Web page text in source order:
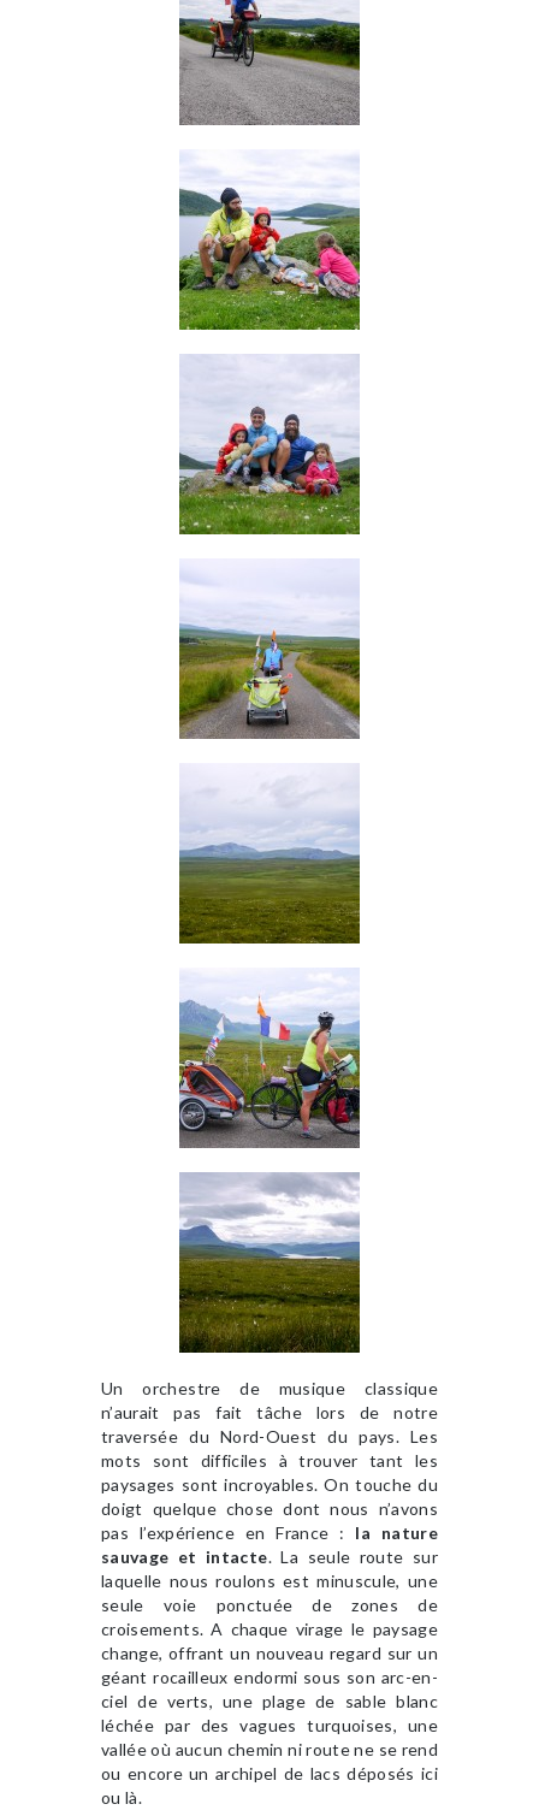
Un orchestre de musique classique
n’aurait pas fait tâche lors de notre
traversée du Nord-Ouest du pays. Les
mots sont difficiles à trouver tant les
paysages sont incroyables. On touche du
doigt quelque chose dont nous n’avons
pas l’expérience en France : la nature
sauvage et intacte. La seule route sur
laquelle nous roulons est minuscule, une
seule voie ponctuée de zones de
croisements. A chaque virage le paysage
change, offrant un nouveau regard sur un
géant rocailleux endormi sous son arc-en-
ciel de verts, une plage de sable blanc
léchée par des vagues turquoises, une
vallée où aucun chemin ni route ne se rend
ou encore un archipel de lacs déposés ici
ou là.